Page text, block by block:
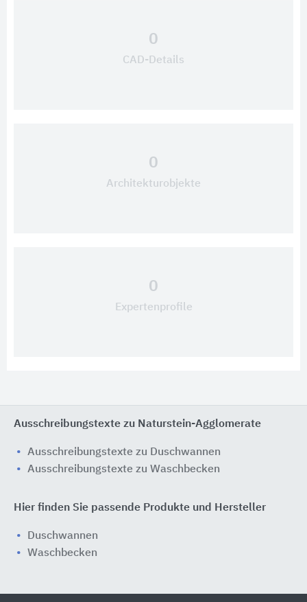
0
CAD-Details
0
Architekturobjekte
0
Expertenprofile
Ausschreibungstexte zu Naturstein-Agglomerate
Ausschreibungstexte zu Duschwannen
Ausschreibungstexte zu Waschbecken
Hier finden Sie passende Produkte und Hersteller
Duschwannen
Waschbecken